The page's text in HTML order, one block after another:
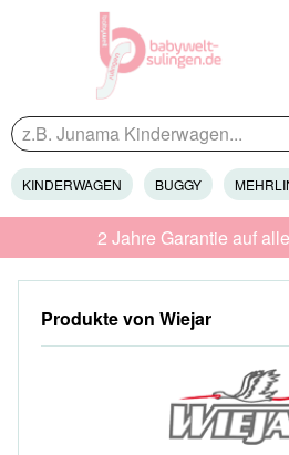
KINDERWAGEN BUGGY
2 Jahre Garantie auf
Produkte von Wiejar